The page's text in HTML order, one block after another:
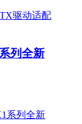
列全新